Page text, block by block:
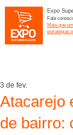
Expo
Fale
Mais que
estratégias
Atacarejo
de bairro:
3 de fev.